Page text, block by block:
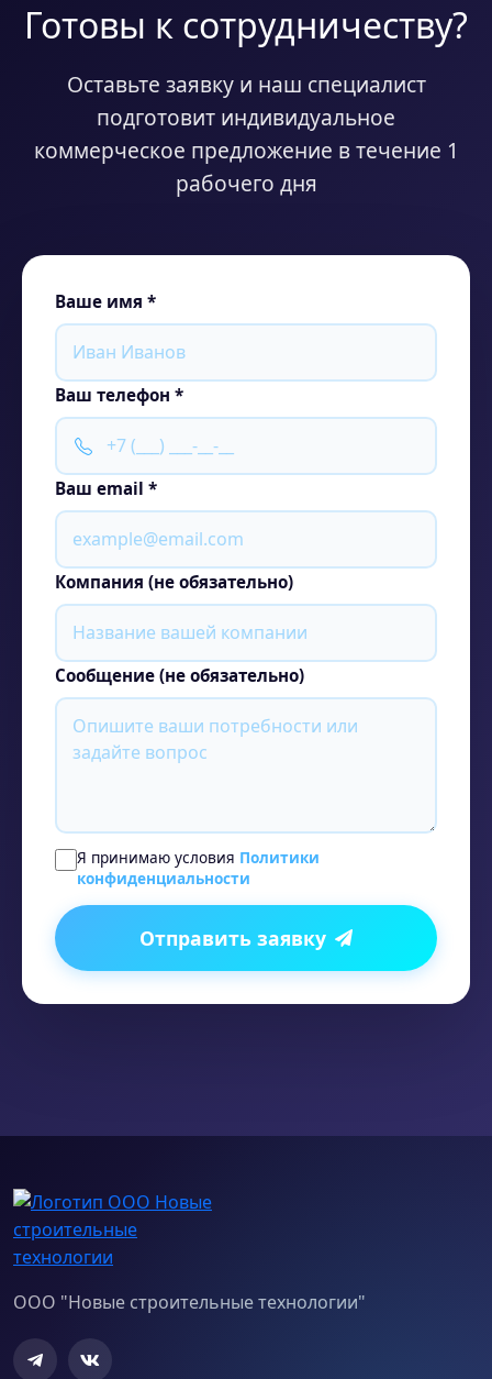
Готовы к сотрудничеству?
Оставьте заявку и наш специалист
подготовит индивидуальное
коммерческое предложение в течение 1
рабочего дня
Ваше имя *
Ваш телефон *
Ваш email *
Компания (не обязательно)
Сообщение (не обязательно)
Я принимаю условия Политики
конфиденциальности
Отправить заявку
ООО "Новые строительные технологии"